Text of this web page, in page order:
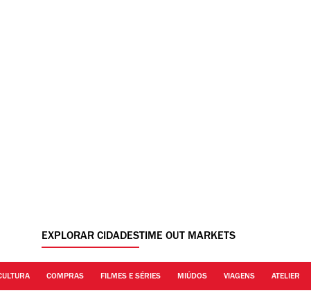
EXPLORAR CIDADESTIME OUT MARKETS
COMPRAS FILMES E SÉRIES MIÚDOS VIAGENS ATELIER